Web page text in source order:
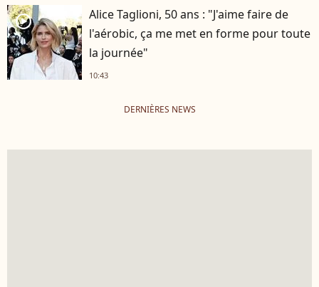
player2
Alice Taglioni, 50 ans : "J'aime faire de
l'aérobic, ça me met en forme pour toute
la journée"
10:43
DERNIÈRES NEWS